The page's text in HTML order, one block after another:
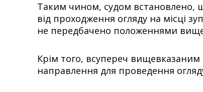
Таким чином, судом встановлено,
від проходження огляду на місці
не передбачено положеннями
Крім того, всупереч вищевказаним
направлення для проведення